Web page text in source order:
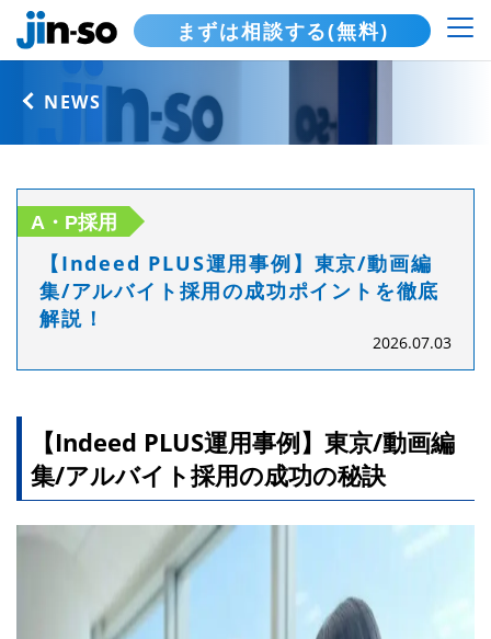
まずは相談する(無料)
NEWS
A・P採用
【Indeed PLUS運用事例】東京/動画編
集/アルバイト採用の成功ポイントを徹底
解説！
2026.07.03
【Indeed PLUS運用事例】東京/動画編
集/アルバイト採用の成功の秘訣